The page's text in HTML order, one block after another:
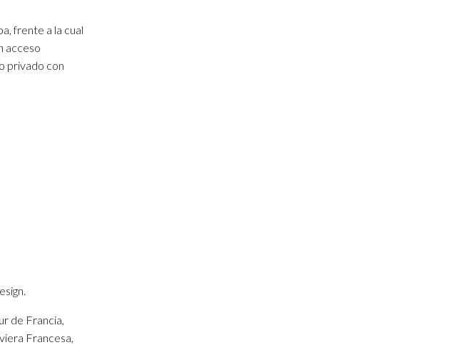
frente a la cual
acceso
privado con
de Francia,
Francesa,